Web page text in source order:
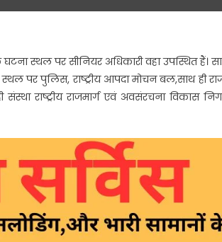
स्थल पर सीनियर अधिकारी वहा उपस्थित हैं।
पर पुलिस, राष्ट्रीय आपदा मोचन बल,साथ ही
राष्ट्रीय राजमार्ग एवं अवसंरचना विकास